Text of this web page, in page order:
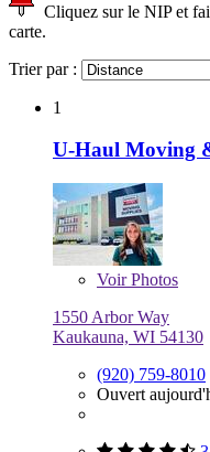
Cliquez sur le NIP et
carte.
Trier par :
1
U-Haul Moving
VoirPhotos
1550 Arbor Way
Kaukauna, WI 54130
(920) 759-8010
Ouvert